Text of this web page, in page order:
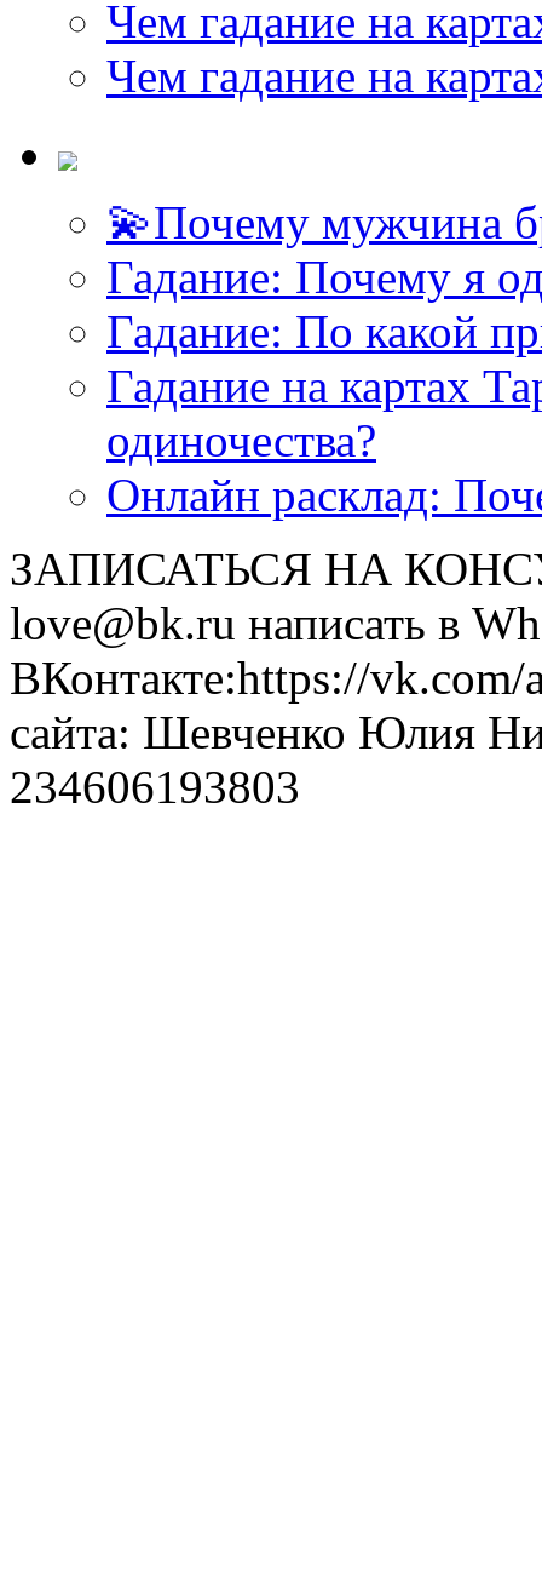
Чем гадание на
Чем гадание на
💫Почему мужчина
Гадание: Почему я
Гадание: По какой
Гадание на картах
одиночества?
Онлайн расклад:
ЗАПИСАТЬСЯ НА
love@bk.ru написать в
ВКонтакте:https://
сайта: Шевченко Юлия
234606193803